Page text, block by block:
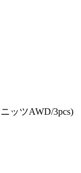
ッツAWD/3pcs)